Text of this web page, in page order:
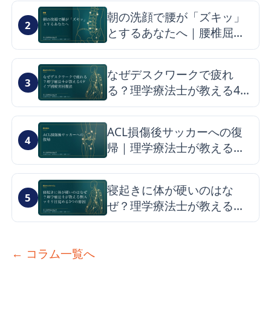
2
朝の洗顔で腰が「ズキッ」
とするあなたへ｜腰椎屈曲
症候群の仕組みと改善のヒ
ント
3
なぜデスクワークで疲れ
る？理学療法士が教える4タ
イプ別疲労回復法
4
ACL損傷後サッカーへの復
帰｜理学療法士が教える最
短ロードマップと再発予防
5
寝起きに体が硬いのはな
ぜ？理学療法士が教える朝
スッキリ目覚める3つの原因
← コラム一覧へ